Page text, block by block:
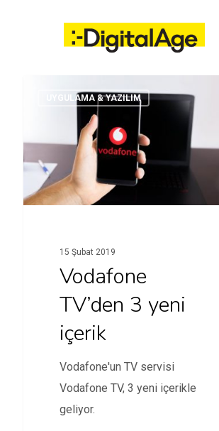
Hit enter to search or ESC to close
UYGULAMA & YAZILIM
15 Şubat 2019
Vodafone
TV’den 3 yeni
içerik
Vodafone'un TV servisi
Vodafone TV, 3 yeni içerikle
geliyor.